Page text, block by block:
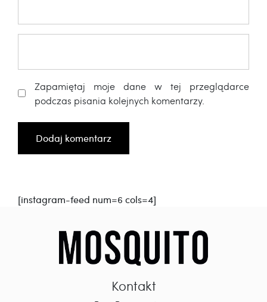
Zapamiętaj moje dane w tej przeglądarce
podczas pisania kolejnych komentarzy.
[instagram-feed num=6 cols=4]
Kontakt